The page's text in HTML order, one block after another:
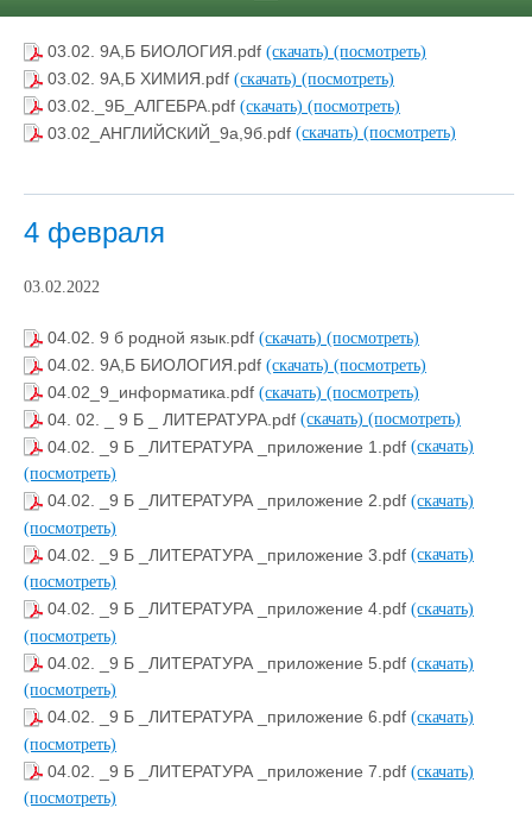
03.02. 9А,Б БИОЛОГИЯ.pdf (скачать) (посмотреть)
03.02. 9А,Б ХИМИЯ.pdf (скачать) (посмотреть)
03.02._9Б_АЛГЕБРА.pdf (скачать) (посмотреть)
03.02_АНГЛИЙСКИЙ_9а,9б.pdf (скачать) (посмотреть)
4 февраля
03.02.2022
04.02. 9 б родной язык.pdf (скачать) (посмотреть)
04.02. 9А,Б БИОЛОГИЯ.pdf (скачать) (посмотреть)
04.02_9_информатика.pdf (скачать) (посмотреть)
04. 02. _ 9 Б _ ЛИТЕРАТУРА.pdf (скачать) (посмотреть)
04.02. _9 Б _ЛИТЕРАТУРА _приложение 1.pdf (скачать)
(посмотреть)
04.02. _9 Б _ЛИТЕРАТУРА _приложение 2.pdf (скачать)
(посмотреть)
04.02. _9 Б _ЛИТЕРАТУРА _приложение 3.pdf (скачать)
(посмотреть)
04.02. _9 Б _ЛИТЕРАТУРА _приложение 4.pdf (скачать)
(посмотреть)
04.02. _9 Б _ЛИТЕРАТУРА _приложение 5.pdf (скачать)
(посмотреть)
04.02. _9 Б _ЛИТЕРАТУРА _приложение 6.pdf (скачать)
(посмотреть)
04.02. _9 Б _ЛИТЕРАТУРА _приложение 7.pdf (скачать)
(посмотреть)